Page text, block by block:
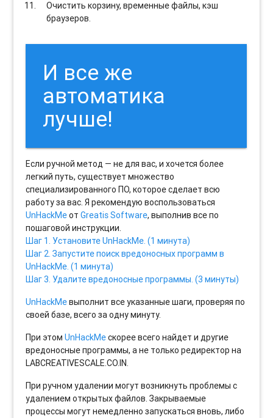
Очистить корзину, временные файлы, кэш
браузеров.
И все же
автоматика
лучше!
Если ручной метод — не для вас, и хочется более
легкий путь, существует множество
специализированного ПО, которое сделает всю
работу за вас. Я рекомендую воспользоваться
UnHackMeотGreatis Software, выполнив все по
пошаговой инструкции.
Шаг 1. Установите UnHackMe. (1 минута)
Шаг 2. Запустите поиск вредоносных программ в
UnHackMe. (1 минута)
Шаг 3. Удалите вредоносные программы. (3 минуты)
UnHackMeвыполнит все указанные шаги, проверяя по
своей базе, всего за одну минуту.
При этомUnHackMeскорее всего найдет и другие
вредоносные программы, а не только редиректор на
LABCREATIVESCALE.CO.IN.
При ручном удалении могут возникнуть проблемы с
удалением открытых файлов. Закрываемые
процессы могут немедленно запускаться вновь, либо